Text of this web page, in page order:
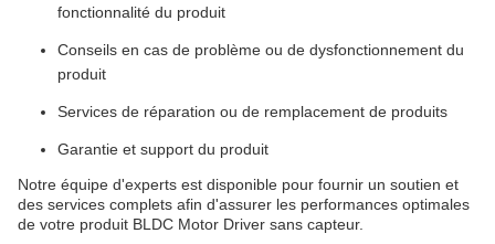
fonctionnalité du produit
Conseils en cas de problème ou de dysfonctionnement du
produit
Services de réparation ou de remplacement de produits
Garantie et support du produit
Notre équipe d'experts est disponible pour fournir un soutien et
des services complets afin d'assurer les performances optimales
de votre produit BLDC Motor Driver sans capteur.